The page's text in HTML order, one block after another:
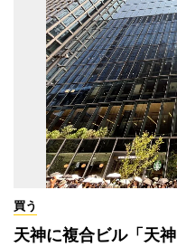
買う
天神に複合ビル「天